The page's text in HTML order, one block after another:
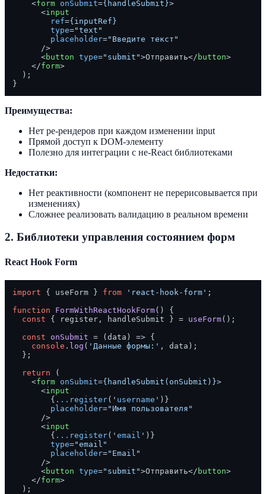
<form onSubmit={handleSubmit}>
<input
ref={inputRef}
type="text"
placeholder="Введите текст"
      />
<button type="submit">Отправить</ button>
</form>
  );
Преимущества:
Нет ре-рендеров при каждом изменении input
Прямой доступ к DOM-элементу
Полезно для интеграции с не-React библиотеками
Недостатки:
Нет реактивности (компонент не перерисовывается при
изменениях)
Сложнее реализовать валидацию в реальном времени
2. Библиотеки управления состоянием форм
React Hook Form
import { useForm } from 'react-hook-form' ;
function
FormWithReactHookForm( ) {
const { register, handleSubmit } = useForm();
const
onSubmit = ( data ) => {
console . log ( 'Данные формы:' , data);
  };
return (
<form onSubmit={handleSubmit(onSubmit)}>
<input
        {
...register(' username ')}
placeholder="Имя пользователя"
      />
<input
        {
...register(' email ')}
type="email"
placeholder="Email"
      />
<button type="submit">Отправить</ button>
</form>
  );